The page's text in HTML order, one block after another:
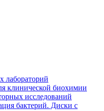
лабораторий
клинической биохимии
исследований
бактерий. Диски с